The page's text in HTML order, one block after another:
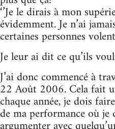
‘’Je le dirais à mon
évidemment. Je n’ai
certaines personnes
Je leur ai dit ce qu’ils
J’ai donc commencé à
22 Août 2006. Cela fait
chaque année, je dois
de ma performance où je